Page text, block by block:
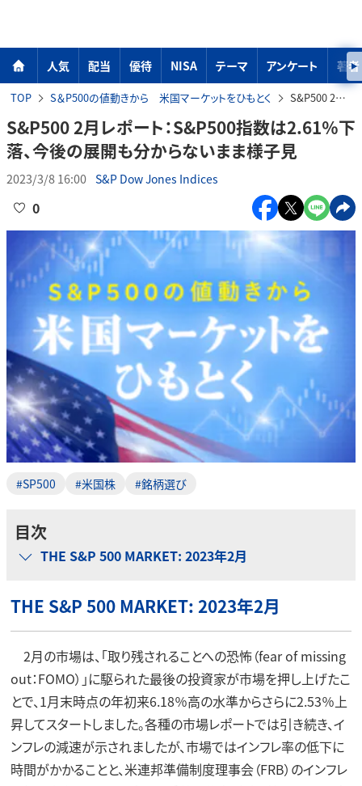
人気 配当 優待 NISA テーマ アンケート 著者
TOP S＆P500の値動きから 米国マーケットをひもとく S&P500 2月レポート：S&P500指数は2.61％下落、今後の展開も分からないまま様子見
S&P500 2月レポート：S&P500指数は2.61％下
落、今後の展開も分からないまま様子見
2023/3/8 16:00 S&P Dow Jones Indices
0
#SP500 #米国株 #銘柄選び
目次
THE S&P 500 MARKET: 2023年2月
THE S&P 500 MARKET: 2023年2月
2月の市場は、「取り残されることへの恐怖（fear of missing
out：FOMO）」に駆られた最後の投資家が市場を押し上げたこ
とで、1月末時点の年初来6.18％高の水準からさらに2.53％上
昇してスタートしました。各種の市場レポートでは引き続き、イ
ンフレの減速が示されましたが、市場ではインフレ率の低下に
時間がかかることと、米連邦準備制度理事会（FRB）のインフレ